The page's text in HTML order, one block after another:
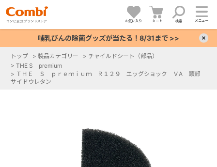
お気に入り カート 検索 メニュー
哺乳びんの除菌グッズが当たる！8/31まで >>
トップ > 製品カテゴリー > チャイルドシート（部品）
> THE S premium
> ＴＨＥ Ｓ ｐｒｅｍｉｕｍ Ｒ１２９ エッグショック ＶA 頭部
サイドウレタン